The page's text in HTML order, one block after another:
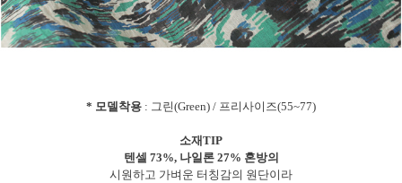
* 모델착용 : 그린(Green) / 프리사이즈(55~77)
소재TIP
텐셀 73%, 나일론 27% 혼방의
시원하고 가벼운 터칭감의 원단이라